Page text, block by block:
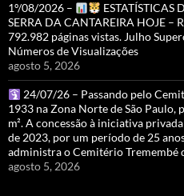
1º/08/2026 –
ESTATÍSTICAS
SERRA DA CANTAREIRA HOJE –
792.982 páginas vistas. Julho
Números de Visualizações
agosto 5, 2026
24/07/26 – Passando pelo
1933 na Zona Norte de São Paulo,
m². A concessão à iniciativa
de 2023, por um período de 25
administra o Cemitério Tremembé
agosto 5, 2026